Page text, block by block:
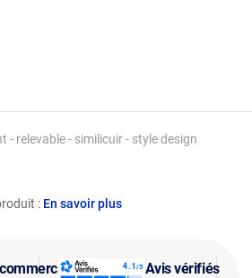
Avis vérifiés
: En savoir plus
- relevable - similicuir - style design